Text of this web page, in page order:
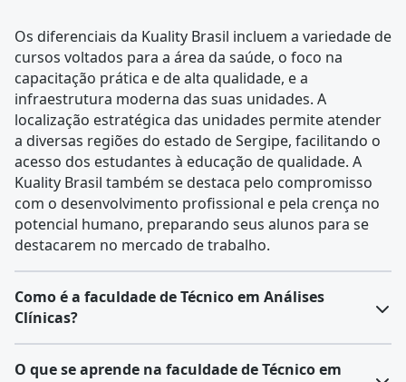
Os diferenciais da Kuality Brasil incluem a variedade de
cursos voltados para a área da saúde, o foco na
capacitação prática e de alta qualidade, e a
infraestrutura moderna das suas unidades. A
localização estratégica das unidades permite atender
a diversas regiões do estado de Sergipe, facilitando o
acesso dos estudantes à educação de qualidade. A
Kuality Brasil também se destaca pelo compromisso
com o desenvolvimento profissional e pela crença no
potencial humano, preparando seus alunos para se
destacarem no mercado de trabalho.
Como é a faculdade de Técnico em Análises
Clínicas?
O curso técnico em análises clínicasé uma formação
O que se aprende na faculdade de Técnico em